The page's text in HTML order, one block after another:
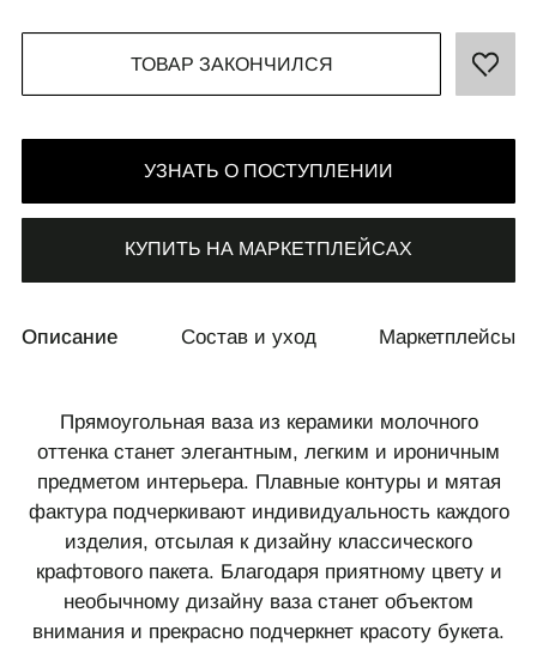
ТОВАР ЗАКОНЧИЛСЯ
УЗНАТЬ О ПОСТУПЛЕНИИ
КУПИТЬ НА МАРКЕТПЛЕЙСАХ
Описание Состав и уход Маркетплейсы
Прямоугольная ваза из керамики молочного
оттенка станет элегантным, легким и ироничным
предметом интерьера. Плавные контуры и мятая
фактура подчеркивают индивидуальность каждого
изделия, отсылая к дизайну классического
крафтового пакета. Благодаря приятному цвету и
необычному дизайну ваза станет объектом
внимания и прекрасно подчеркнет красоту букета.
СВЯЗАТЬСЯ С НАМИ
+7 495 011-28-05
Whats App